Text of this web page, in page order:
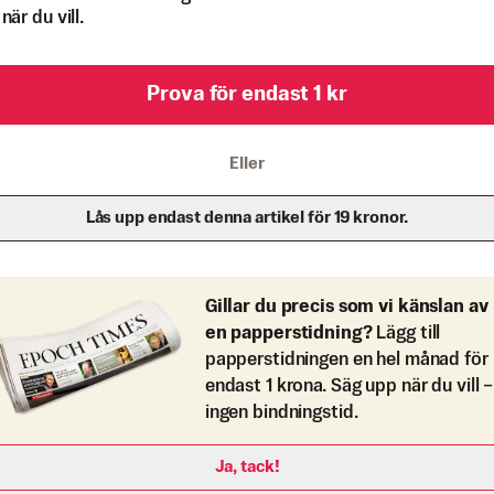
du vill.
Prova för endast 1 kr
Eller
Lås upp endast denna artikel för 19 kronor.
Gillar du precis som vi känslan av
en papperstidning? Lägg till
papperstidningen en hel månad för
endast 1 krona. Säg upp när du vill –
ingen bindningstid.
Ja, tack!